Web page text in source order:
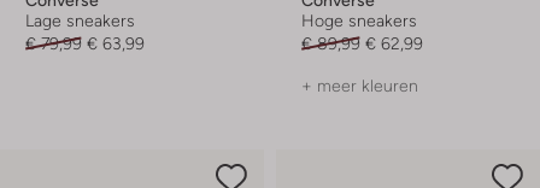
Lage sneakers
€ 79,99 € 63,99
Hoge sneakers
€ 89,99 € 62,99
+ meer kleuren